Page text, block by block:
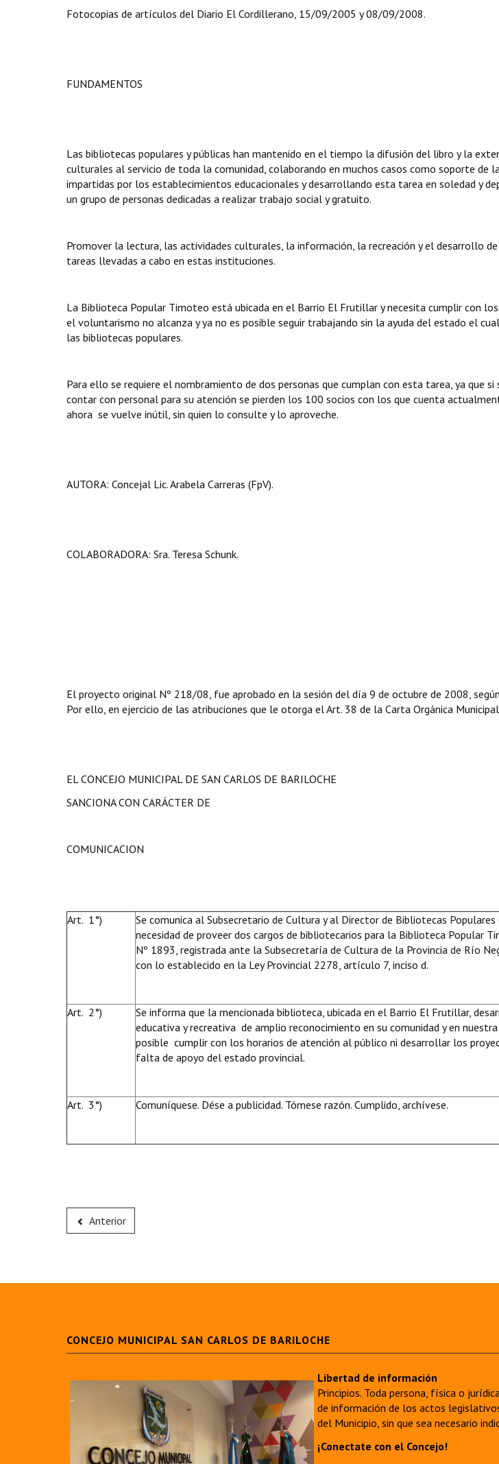
Fotocopias de artículos del Diario El Cordillerano, 15/09/2005 y 08/09/2008.
FUNDAMENTOS
Las bibliotecas populares y públicas han mantenido en el tiempo la difusión del libro y la
culturales al servicio de toda la comunidad, colaborando en muchos casos como soporte de
impartidas por los establecimientos educacionales y desarrollando esta tarea en soledad y
un grupo de personas dedicadas a realizar trabajo social y gratuito.
Promover la lectura, las actividades culturales, la información, la recreación y el desarrollo
tareas llevadas a cabo en estas instituciones.
La Biblioteca Popular Timoteo está ubicada en el Barrio El Frutillar y necesita cumplir con
el voluntarismo no alcanza y ya no es posible seguir trabajando sin la ayuda del estado el
las bibliotecas populares.
Para ello se requiere el nombramiento de dos personas que cumplan con esta tarea, ya que
contar con personal para su atención se pierden los 100 socios con los que cuenta
ahora se vuelve inútil, sin quien lo consulte y lo aproveche.
AUTORA: Concejal Lic. Arabela Carreras (FpV).
COLABORADORA: Sra. Teresa Schunk.
El proyecto original Nº 218/08, fue aprobado en la sesión del día 9 de octubre de 2008,
Por ello, en ejercicio de las atribuciones que le otorga el Art. 38 de la Carta Orgánica
EL CONCEJO MUNICIPAL DE SAN CARLOS DE BARILOCHE
SANCIONA CON CARÁCTER DE
COMUNICACION
Art. 1°)
Se comunica al Subsecretario de Cultura y al Director de Bibliotecas
necesidad de proveer dos cargos de bibliotecarios para la Biblioteca Popular
Nº 1893, registrada ante la Subsecretaría de Cultura de la Provincia de Río
con lo establecido en la Ley Provincial 2278, artículo 7, inciso d.
Art. 2°)
Se informa que la mencionada biblioteca, ubicada en el Barrio El Frutillar,
educativa y recreativa de amplio reconocimiento en su comunidad y en
posible cumplir con los horarios de atención al público ni desarrollar los
falta de apoyo del estado provincial.
Art. 3°) Comuníquese. Dése a publicidad. Tómese razón. Cumplido, archívese.
Anterior
CONCEJO MUNICIPAL SAN CARLOS DE BARILOCHE
Libertad de información
Principios. Toda persona, física o
de información de los actos
del Municipio, sin que sea necesario
¡Conectate con el Concejo!